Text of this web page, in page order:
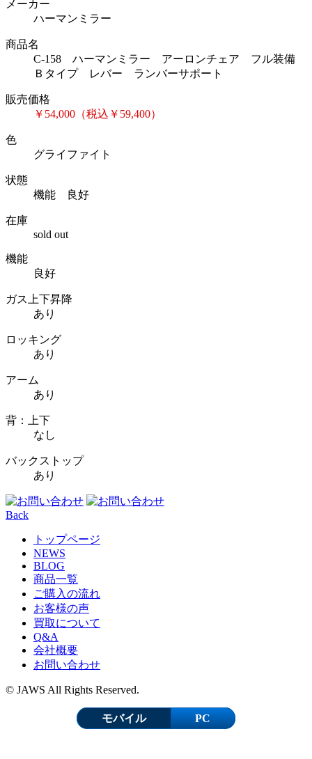
メーカー
ハーマンミラー
商品名
C-158 ハーマンミラー アーロンチェア フル装備
Ｂタイプ レバー ランバーサポート
販売価格
￥54,000（税込￥59,400）
色
グライファイト
状態
機能 良好
在庫
sold out
機能
良好
ガス上下昇降
あり
ロッキング
あり
アーム
あり
背：上下
なし
バックストップ
あり
Back
トップページ
NEWS
BLOG
商品一覧
ご購入の流れ
お客様の声
買取について
Q&A
会社概要
お問い合わせ
© JAWS All Rights Reserved.
モバイル PC